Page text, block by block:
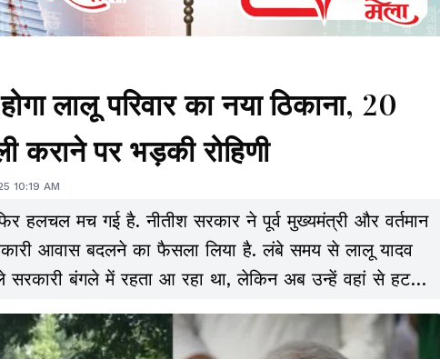
लालू परिवार का नया ठिकाना, 20
कराने पर भड़की रोहिणी
10:19 AM
हलचल मच गई है. नीतीश सरकार ने पूर्व मुख्यमंत्री और वर्तमान
आवास बदलने का फैसला लिया है. लंबे समय से लालू यादव
सरकारी बंगले में रहता आ रहा था, लेकिन अब उन्हें वहां से हटकर
होगा. इस संबंध में भवन निर्माण विभाग की ओर से मंगलवार को
गया है.